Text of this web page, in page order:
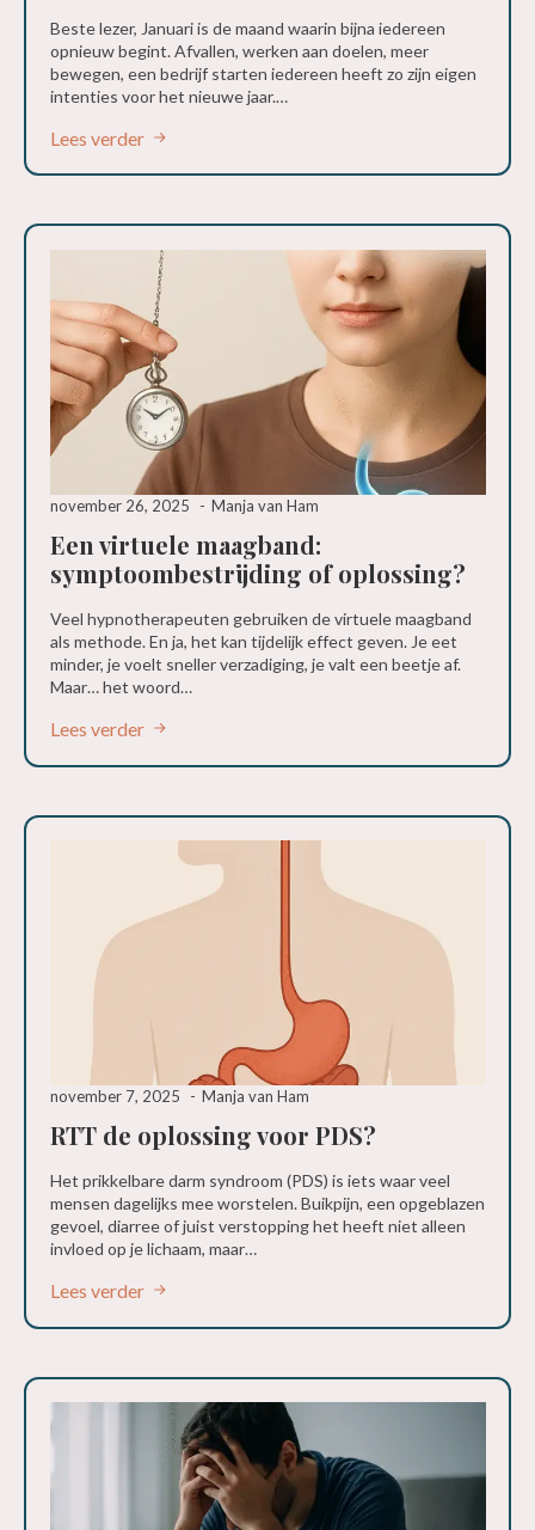
Beste lezer, Januari is de maand waarin bijna iedereen
opnieuw begint. Afvallen, werken aan doelen, meer
bewegen, een bedrijf starten iedereen heeft zo zijn eigen
intenties voor het nieuwe jaar.…
Lees verder
Een virtuele maagband:
symptoombestrijding of oplossing?
november 26, 2025 Manja van Ham
Veel hypnotherapeuten gebruiken de virtuele maagband
als methode. En ja, het kan tijdelijk effect geven. Je eet
minder, je voelt sneller verzadiging, je valt een beetje af.
Maar… het woord…
Lees verder
RTT de oplossing voor PDS?
november 7, 2025 Manja van Ham
Het prikkelbare darm syndroom (PDS) is iets waar veel
mensen dagelijks mee worstelen. Buikpijn, een opgeblazen
gevoel, diarree of juist verstopping het heeft niet alleen
invloed op je lichaam, maar…
Lees verder